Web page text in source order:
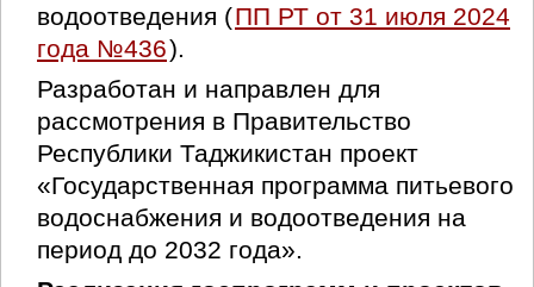
водоотведения (ПП РТ от 31 июля 2024
года №436).
Разработан и направлен для
рассмотрения в Правительство
Республики Таджикистан проект
«Государственная программа питьевого
водоснабжения и водоотведения на
период до 2032 года».